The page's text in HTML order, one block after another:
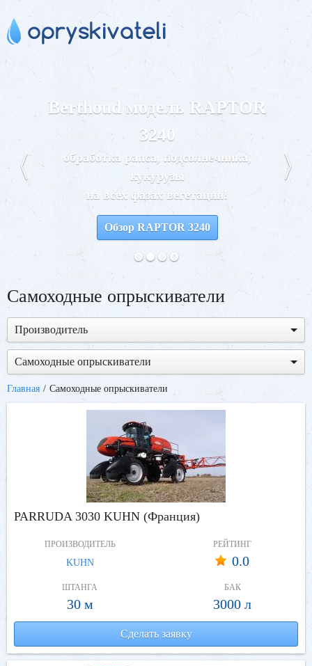
Berthoud модель RAPTOR
3240
обработка рапса, подсолнечника,
кукурузы
на всех фазах вегетации!
Обзор RAPTOR 3240
Самоходные опрыскиватели
Производитель
Самоходные опрыскиватели
Главная Самоходные опрыскиватели
PARRUDA 3030 KUHN (Франция)
ПРОИЗВОДИТЕЛЬ
KUHN
РЕЙТИНГ
0.0
ШТАНГА
30 м
БАК
3000 л
Сделать заявку